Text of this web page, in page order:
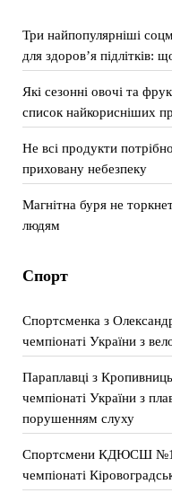
Три найпопулярніші
для здоров’я підлітків:
Які сезонні овочі та
список найкорисніших
Не всі продукти
приховану небезпеку
Магнітна буря не
людям
Спорт
Спортсменка з
чемпіонаті України з
Параплавці з
чемпіонаті України з
порушенням слуху
Спортсмени КДЮСШ №1
чемпіонаті